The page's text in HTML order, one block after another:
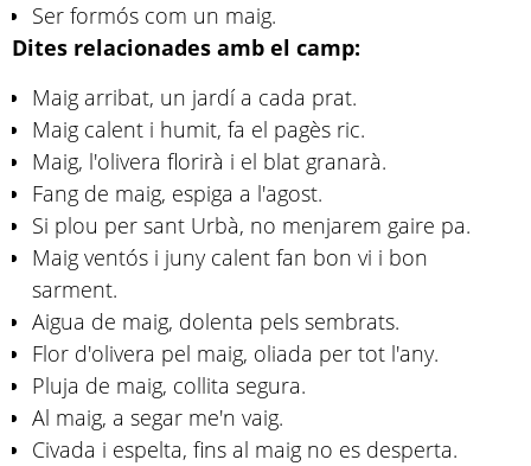
Ser formós com un maig.
Dites relacionades amb el camp:
Maig arribat, un jardí a cada prat.
Maig calent i humit, fa el pagès ric.
Maig, l'olivera florirà i el blat granarà.
Fang de maig, espiga a l'agost.
Si plou per sant Urbà, no menjarem gaire pa.
Maig ventós i juny calent fan bon vi i bon
sarment.
Aigua de maig, dolenta pels sembrats.
Flor d'olivera pel maig, oliada per tot l'any.
Pluja de maig, collita segura.
Al maig, a segar me'n vaig.
Civada i espelta, fins al maig no es desperta.